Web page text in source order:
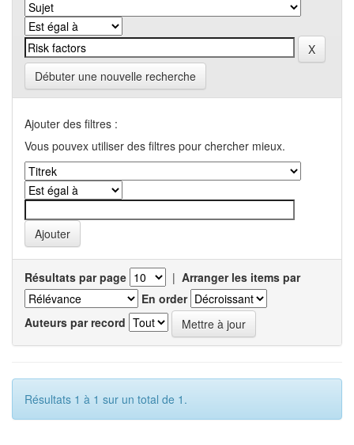
Débuter une nouvelle recherche
Ajouter des filtres :
Vous pouvex utiliser des filtres pour chercher mieux.
Résultats par page | Arranger les items par
En order
Auteurs par record
Résultats 1 à 1 sur un total de 1.